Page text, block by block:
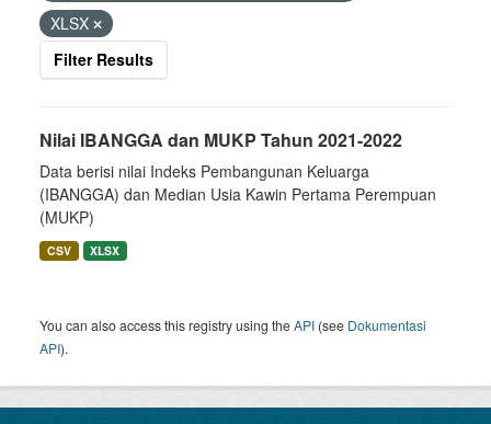
XLSX
Filter Results
Nilai IBANGGA dan MUKP Tahun 2021-2022
Data berisi nilai Indeks Pembangunan Keluarga
(IBANGGA) dan Median Usia Kawin Pertama Perempuan
(MUKP)
CSV XLSX
You can also access this registry using theAPI (see Dokumentasi
API).